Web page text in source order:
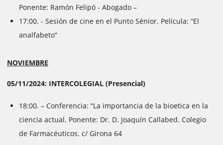
Ponente: Ramón Felipó - Abogado –
17:00. - Sesión de cine en el Punto Sénior. Película: “El
analfabeto”
NOVIEMBRE
05/11/2024: INTERCOLEGIAL (Presencial)
18:00. – Conferencia: “La importancia de la bioetica en la
ciencia actual. Ponente: Dr. D. Joaquín Callabed. Colegio
de Farmacéuticos. c/ Girona 64